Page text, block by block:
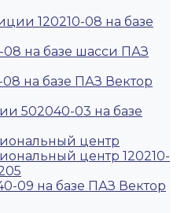
120210-08 на базе
на базе шасси ПАЗ
на базе ПАЗ Вектор
502040-03 на базе
центр
центр 120210-
на базе ПАЗ Вектор